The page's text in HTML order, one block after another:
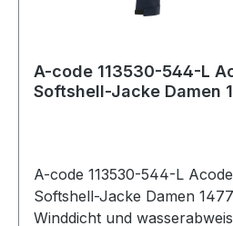
A-code 113530-544-L
Softshell-Jacke Damen
A-code 113530-544-L
Softshell-Jacke Damen
Winddicht und